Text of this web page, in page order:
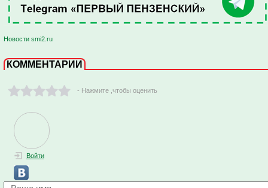
Новости smi2.ru
КОММЕНТАРИИ
- Нажмите ,чтобы оценить
Войти